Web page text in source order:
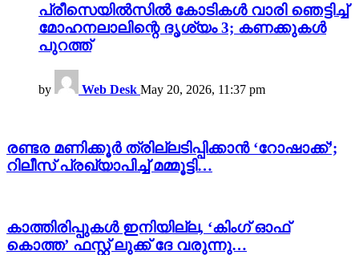
പ്രീസെയിൽസിൽ കോടികൾ വാരി ഞെട്ടിച്ച്
മോഹനലാലിന്റെ ദൃശ്യം 3; കണക്കുകൾ
പുറത്ത്
by Web Desk May 20, 2026, 11:37 pm
രണ്ടര മണിക്കൂർ ത്രില്ലടിപ്പിക്കാൻ ‘റോഷാക്ക്’;
റിലീസ് പ്രഖ്യാപിച്ച് മമ്മൂട്ടി…
കാത്തിരിപ്പുകൾ ഇനിയില്ല, ‘കിംഗ്‌ ഓഫ്
കൊത്ത’ ഫസ്റ്റ് ലുക്ക് ദേ വരുന്നു…